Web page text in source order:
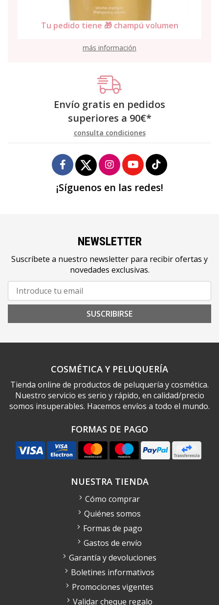
Tu pedido tiene 🎁 champú volumen
más información
Envío gratis en pedidos
superiores a 90€*
consulta condiciones
¡Síguenos en las redes!
NEWSLETTER
Suscríbete a nuestro newsletter para recibir ofertas y
novedades exclusivas.
SUSCRIBIRSE
COSMÉTICA Y PELUQUERÍA
Tienda online de productos de peluquería y cosmética.
Nuestro servicio es serio y rápido, en calidad/precio
somos insuperables. Hacemos envíos a todo el mundo.
FORMAS DE PAGO
NUESTRA TIENDA
Cómo comprar
Quiénes somos
Formas de pago
Gastos de envío
Garantía y devoluciones
Boletines informativos
Promociones vigentes
Validar cheque regalo